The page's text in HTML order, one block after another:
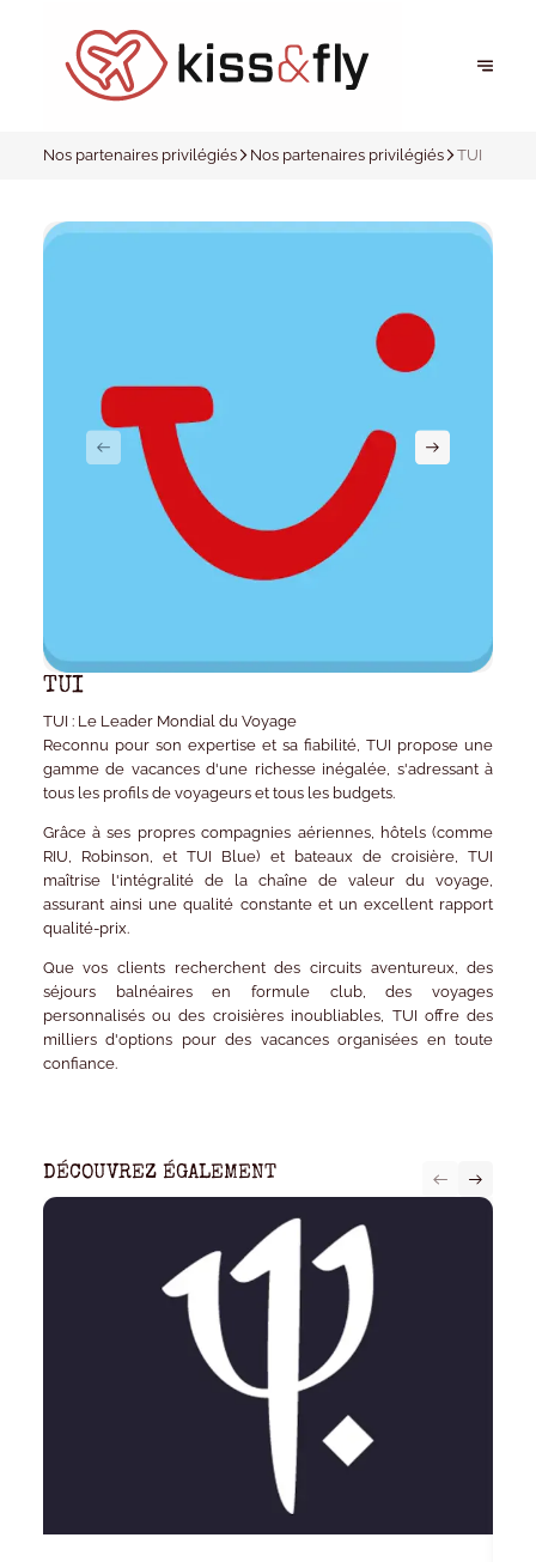
Nos partenaires privilégiés Nos partenaires privilégiés TUI
TUI
TUI : Le Leader Mondial du Voyage
Reconnu pour son expertise et sa fiabilité, TUI propose une
gamme de vacances d'une richesse inégalée, s'adressant à
tous les profils de voyageurs et tous les budgets.
Grâce à ses propres compagnies aériennes, hôtels (comme
RIU, Robinson, et TUI Blue) et bateaux de croisière, TUI
maîtrise l'intégralité de la chaîne de valeur du voyage,
assurant ainsi unequalité constanteet unexcellent rapport
qualité-prix.
Que vos clients recherchent des circuitsaventureux, des
séjours balnéairesen formule club, desvoyages
personnalisésou des croisièresinoubliables, TUI offre des
milliers d'options pour des vacances organisées en toute
confiance.
DÉCOUVREZ ÉGALEMENT